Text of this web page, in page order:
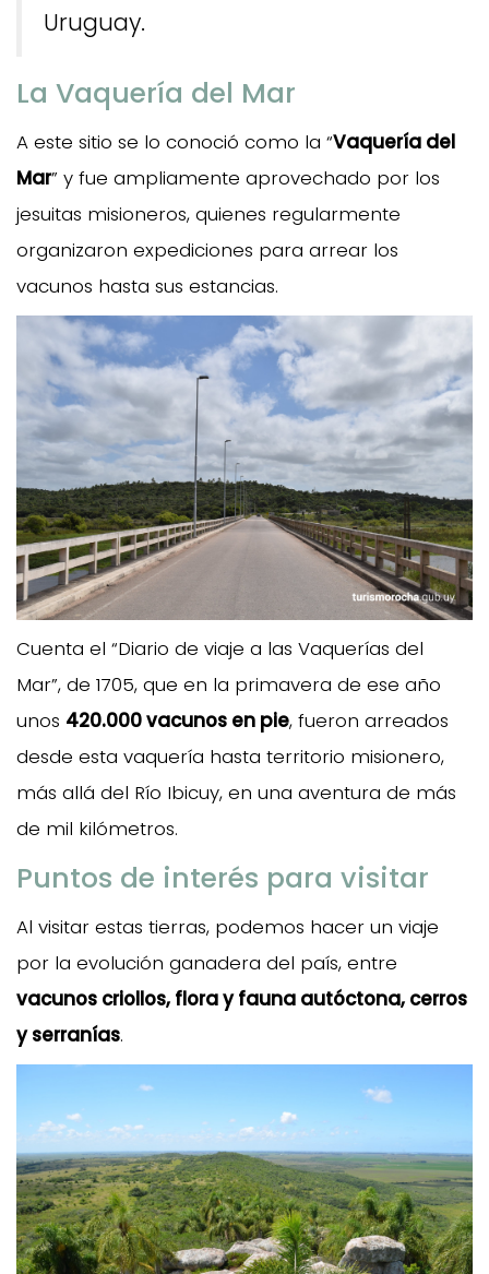
Uruguay.
La Vaquería del Mar
A este sitio se lo conoció como la “Vaquería del
Mar” y fue ampliamente aprovechado por los
jesuitas misioneros, quienes regularmente
organizaron expediciones para arrear los
vacunos hasta sus estancias.
Cuenta el “Diario de viaje a las Vaquerías del
Mar”, de 1705, que en la primavera de ese año
unos 420.000 vacunos en pie, fueron arreados
desde esta vaquería hasta territorio misionero,
más allá del Río Ibicuy, en una aventura de más
de mil kilómetros.
Puntos de interés para visitar
Al visitar estas tierras, podemos hacer un viaje
por la evolución ganadera del país, entre
vacunos criollos, flora y fauna autóctona, cerros
y serranías.